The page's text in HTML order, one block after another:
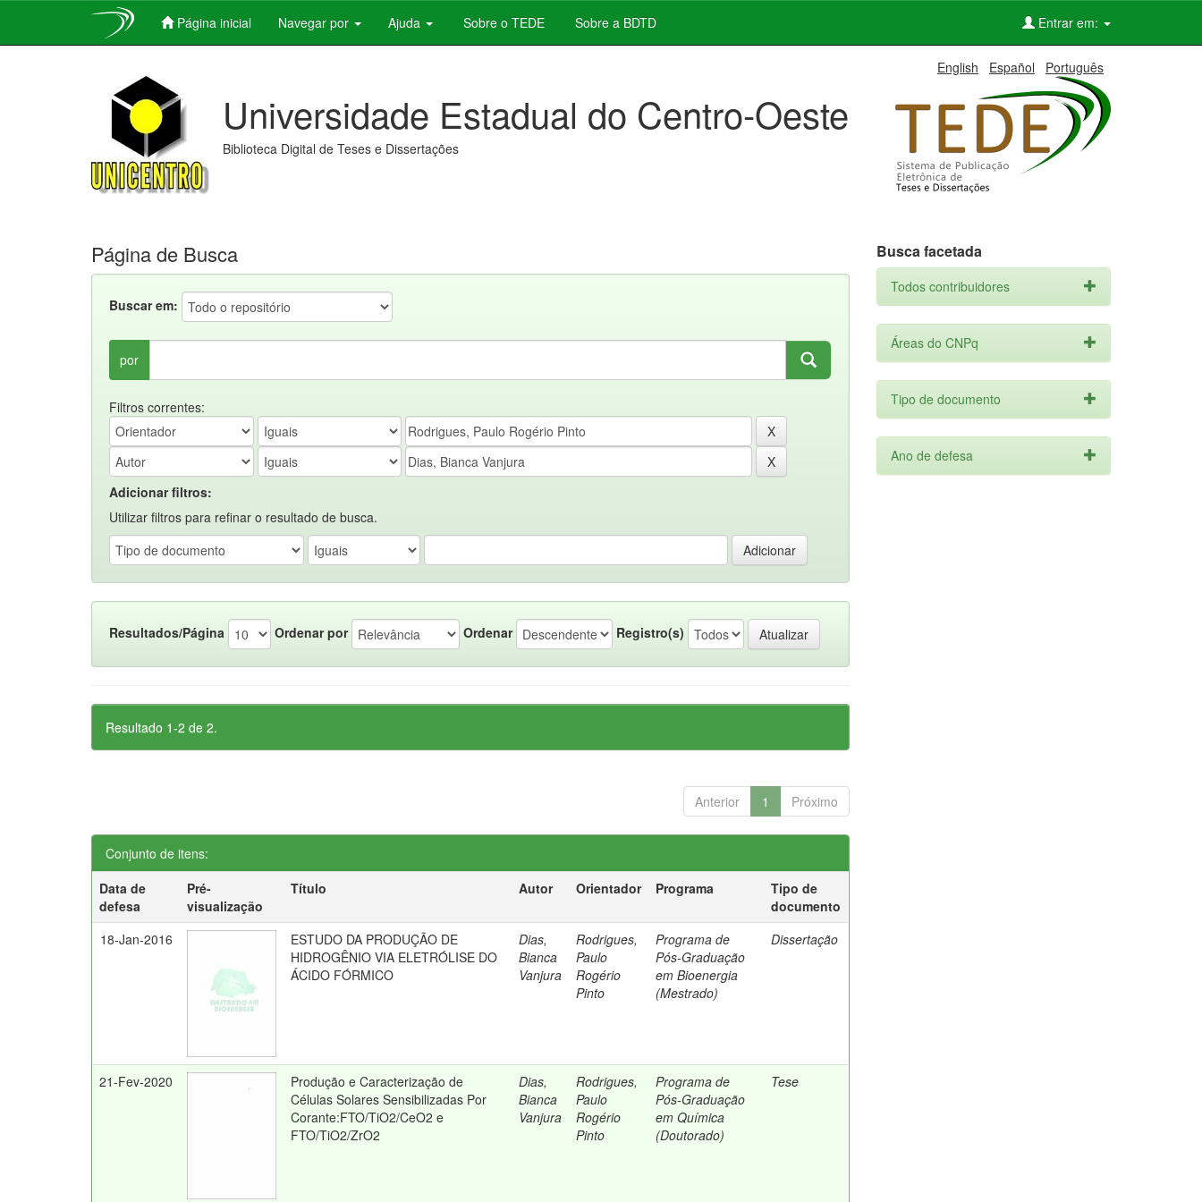
Página inicial Navegar por Ajuda Sobre o TEDE Sobre a BDTD Entrar em:
English Español Português
Universidade Estadual do Centro-Oeste
Biblioteca Digital de Teses e Dissertações
Página de Busca
Buscar em:
por
Filtros correntes:
Adicionar filtros:
Utilizar filtros para refinar o resultado de busca.
Resultados/Página Ordenar por Ordenar Registro(s)
Resultado 1-2 de 2.
Anterior 1 Próximo
Conjunto de itens:
Data de
defesa
Pré-
visualização
Título Autor Orientador Programa
Tipo de
documento
18-Jan-2016
ESTUDO DA PRODUÇÃO DE
HIDROGÊNIO VIA ELETRÓLISE DO
ÁCIDO FÓRMICO
Dias,
Bianca
Vanjura
Rodrigues,
Paulo
Rogério
Pinto
Programa de
Pós-Graduação
em Bioenergia
(Mestrado)
Dissertação
21-Fev-2020
Produção e Caracterização de
Células Solares Sensibilizadas Por
Corante:FTO/TiO2/CeO2 e
FTO/TiO2/ZrO2
Dias,
Bianca
Vanjura
Rodrigues,
Paulo
Rogério
Pinto
Programa de
Pós-Graduação
em Química
(Doutorado)
Tese
Busca facetada
Todos contribuidores
Áreas do CNPq
Tipo de documento
Ano de defesa